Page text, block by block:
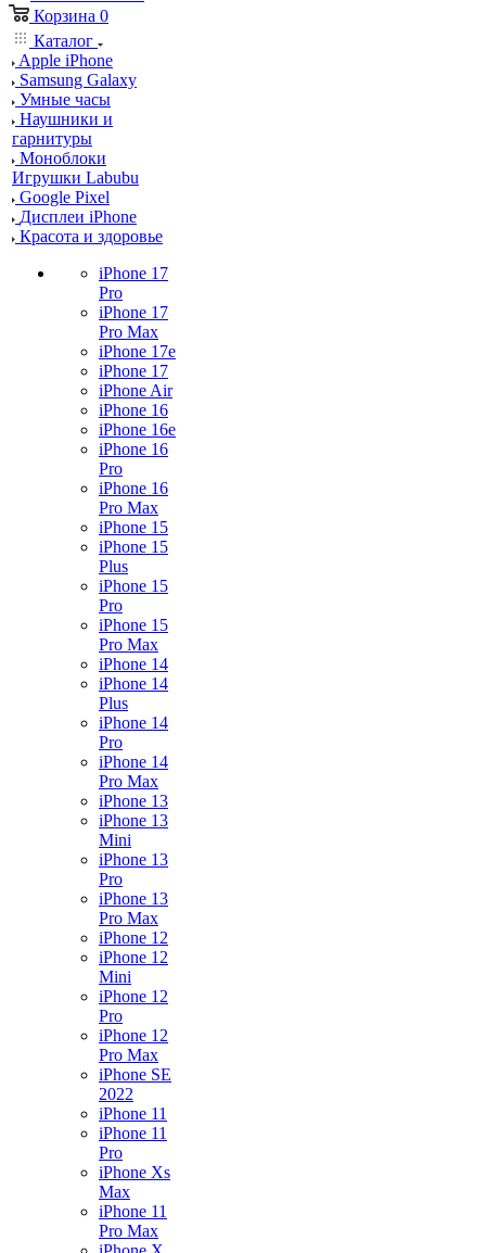
Корзина 0
Каталог
Apple iPhone
Samsung Galaxy
Умные часы
Наушники и
гарнитуры
Моноблоки
Игрушки Labubu
Google Pixel
Дисплеи iPhone
Красота и здоровье
iPhone 17
Pro
iPhone 17
Pro Max
iPhone 17e
iPhone 17
iPhone Air
iPhone 16
iPhone 16e
iPhone 16
Pro
iPhone 16
Pro Max
iPhone 15
iPhone 15
Plus
iPhone 15
Pro
iPhone 15
Pro Max
iPhone 14
iPhone 14
Plus
iPhone 14
Pro
iPhone 14
Pro Max
iPhone 13
iPhone 13
Mini
iPhone 13
Pro
iPhone 13
Pro Max
iPhone 12
iPhone 12
Mini
iPhone 12
Pro
iPhone 12
Pro Max
iPhone SE
2022
iPhone 11
iPhone 11
Pro
iPhone Xs
Max
iPhone 11
Pro Max